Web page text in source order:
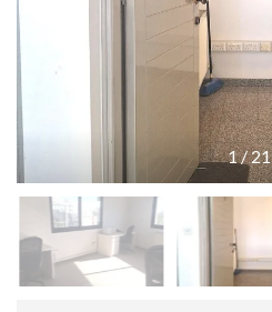
1/21